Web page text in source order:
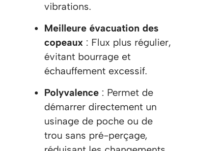
vibrations.
Meilleure évacuation des
copeaux : Flux plus régulier,
évitant bourrage et
échauffement excessif.
Polyvalence : Permet de
démarrer directement un
usinage de poche ou de
trou sans pré-perçage,